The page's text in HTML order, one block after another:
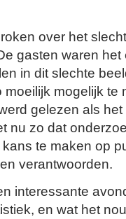
over het
gasten waren
in dit slechte
mogelijk te
gelezen als
nu zo dat
te maken op
verantwoorden.
interessante
en wat het